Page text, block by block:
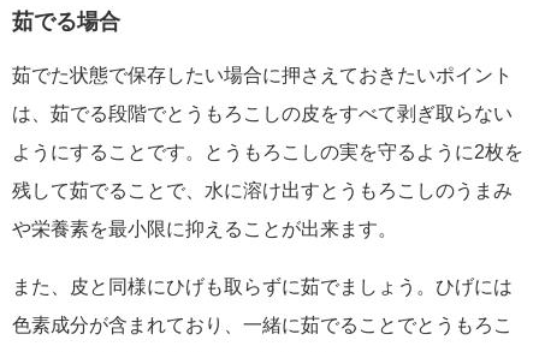
茹でる場合
茹でた状態で保存したい場合に押さえておきたいポイント
は、茹でる段階でとうもろこしの皮をすべて剥ぎ取らない
ようにすることです。とうもろこしの実を守るように2枚を
残して茹でることで、水に溶け出すとうもろこしのうまみ
や栄養素を最小限に抑えることが出来ます。
また、皮と同様にひげも取らずに茹でましょう。ひげには
色素成分が含まれており、一緒に茹でることでとうもろこ